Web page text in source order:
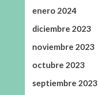
enero 2024
diciembre 2023
noviembre 2023
octubre 2023
septiembre 2023